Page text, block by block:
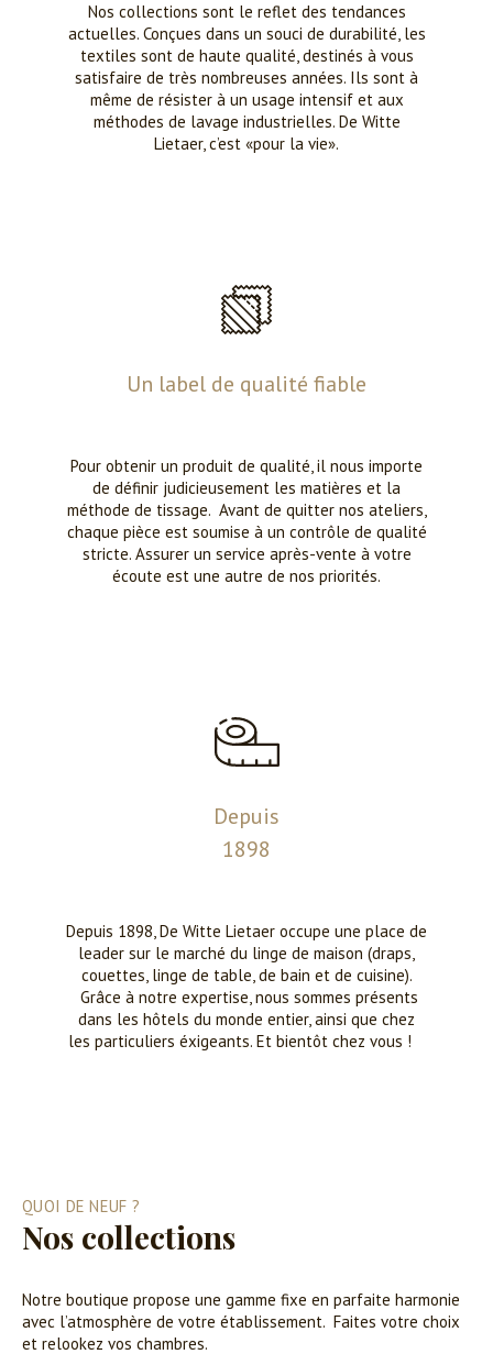
Nos collections sont le reflet des tendances
actuelles. Conçues dans un souci de durabilité, les
textiles sont de haute qualité, destinés à vous
satisfaire de très nombreuses années. Ils sont à
même de résister à un usage intensif et aux
méthodes de lavage industrielles. De Witte
Lietaer, c’est «pour la vie».
Un label de qualité fiable
Pour obtenir un produit de qualité, il nous importe
de définir judicieusement les matières et la
méthode de tissage. Avant de quitter nos ateliers,
chaque pièce est soumise à un contrôle de qualité
stricte. Assurer un service après-vente à votre
écoute est une autre de nos priorités.
Depuis
1898
Depuis 1898, De Witte Lietaer occupe une place de
leader sur le marché du linge de maison (draps,
couettes, linge de table, de bain et de cuisine).
Grâce à notre expertise, nous sommes présents
dans les hôtels du monde entier, ainsi que chez
les particuliers éxigeants. Et bientôt chez vous !
QUOI DE NEUF ?
Nos collections
Notre boutique propose une gamme fixe en parfaite harmonie
avec l’atmosphère de votre établissement. Faites votre choix
et relookez vos chambres.